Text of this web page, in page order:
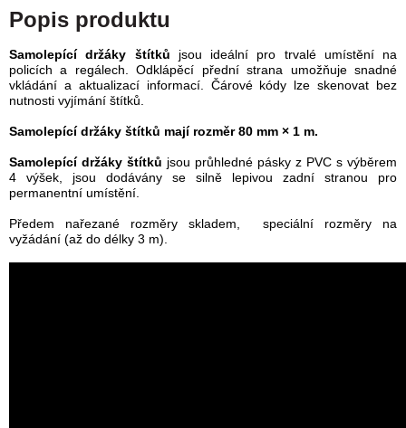
Popis produktu
Samolepící držáky štítků jsou ideální pro trvalé umístění na
policích a regálech. Odklápěcí přední strana umožňuje snadné
vkládání a aktualizací informací. Čárové kódy lze skenovat bez
nutnosti vyjímání štítků.
Samolepící držáky štítků mají rozměr 80 mm × 1 m.
Samolepící držáky štítků jsou průhledné pásky z PVC s výběrem
4 výšek, jsou dodávány se silně lepivou zadní stranou pro
permanentní umístění.
Předem nařezané rozměry skladem, speciální rozměry na
vyžádání (až do délky 3 m).